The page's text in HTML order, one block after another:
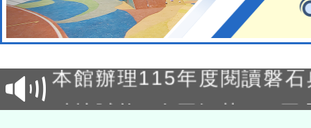
適應運動共學行動站研習
本館辦理115年度閱讀磐
讀推動專業研習
科技賦能─人工智慧(AI)工